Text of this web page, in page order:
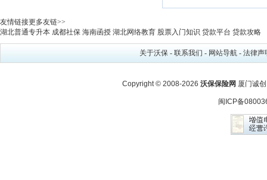
友情链接更多友链>>
湖北普通专升本 成都社保 海南函授 湖北网络教育 股票入门知识 贷款平台 贷款攻略
关于沃保 - 联系我们 - 网站导航 - 法律声
Copyright © 2008-2026 沃保保险网 厦门诚
闽ICP备